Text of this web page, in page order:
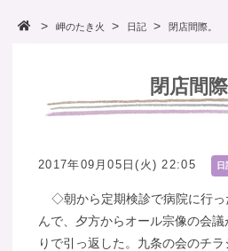
岬のたき火 日記 閉店間際。
閉店間際
2017年09月05日(火) 22:05 日
◇朝から定期検診で病院に行っ
んで、夕方からオール宗像の会
りで引っ返した。九条の会のチ